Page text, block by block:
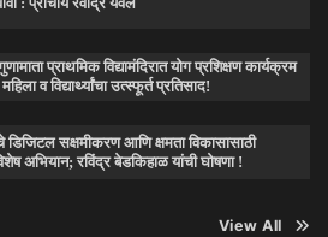
प्राथमिक विद्यामंदिरात योग प्रशिक्षण कार्यक्रम
व विद्यार्थ्यांचा उत्स्फूर्त प्रतिसाद!
डिजिटल सक्षमीकरण आणि क्षमता विकासासाठी
अभियान; रविंद्र बेडकिहाळ यांची घोषणा !
View All